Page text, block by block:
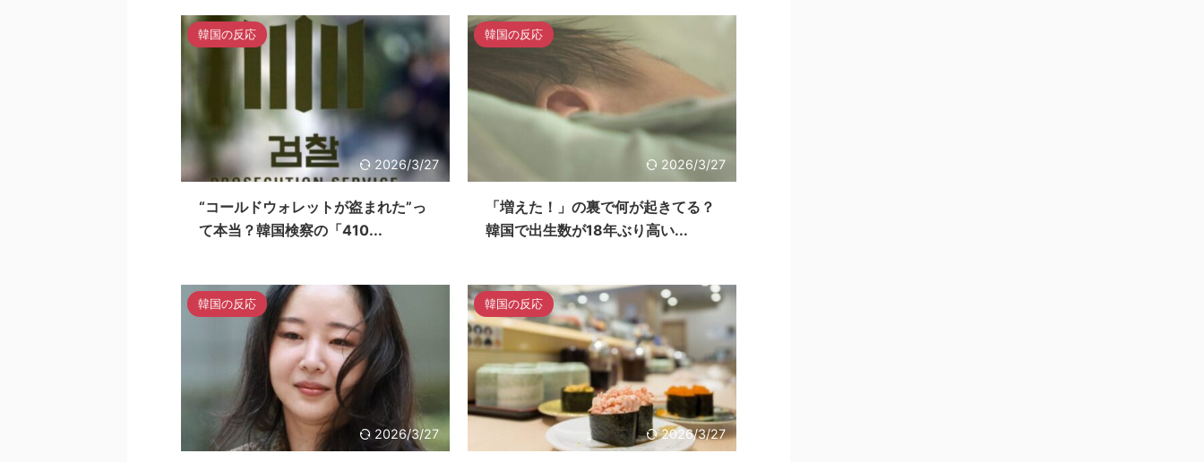
2026/3/27
韓国の反応
“コールドウォレットが盗まれた”っ
て本当？韓国検察の「410...
2026/3/27
韓国の反応
「増えた！」の裏で何が起きてる？
韓国で出生数が18年ぶり高い...
2026/3/27
韓国の反応
2026/3/27
韓国の反応